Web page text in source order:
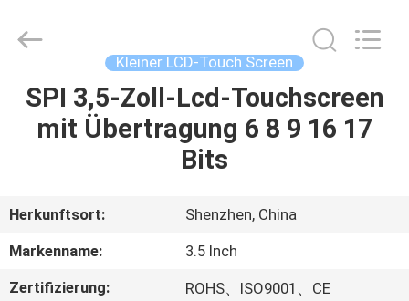
ZU
HAUSE
ÜBER
UNS
Optoelectronic
Reserved.
Kleiner LCD-Touch Screen
SPI 3,5-Zoll-Lcd-Touchscreen
mit Übertragung 6 8 9 16 17
Bits
Herkunftsort:
Shenzhen, China
Markenname:
3.5 Inch
Zertifizierung:
ROHS、ISO9001、CE